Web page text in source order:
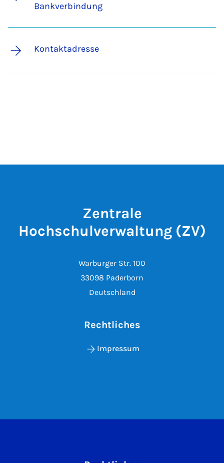
Bankverbindung
Kontaktadresse
Zentrale
Hochschulverwaltung (ZV)
Warburger Str. 100
33098 Paderborn
Deutschland
Rechtliches
Impressum